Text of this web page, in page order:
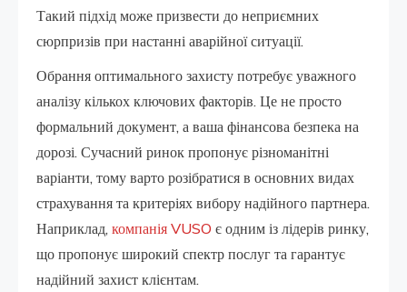
Такий підхід може призвести до неприємних
сюрпризів при настанні аварійної ситуації.
Обрання оптимального захисту потребує уважного
аналізу кількох ключових факторів. Це не просто
формальний документ, а ваша фінансова безпека на
дорозі. Сучасний ринок пропонує різноманітні
варіанти, тому варто розібратися в основних видах
страхування та критеріях вибору надійного партнера.
Наприклад, компанія VUSO є одним із лідерів ринку,
що пропонує широкий спектр послуг та гарантує
надійний захист клієнтам.